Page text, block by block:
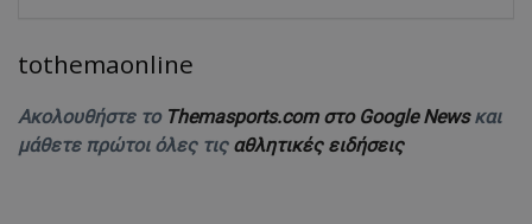
tothemaonline
Ακολουθήστε το Themasports.com στο Google Newsκαι
μάθετε πρώτοι όλες τις αθλητικές ειδήσεις